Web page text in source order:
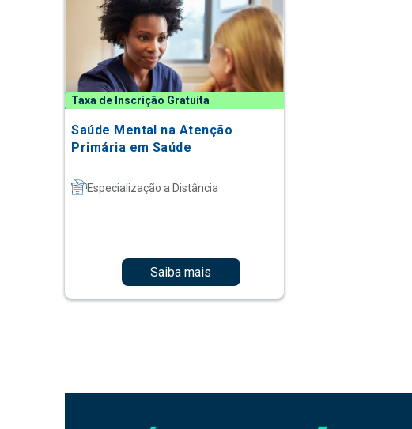
Taxa de Inscrição Gratuita
Saúde Mental na Atenção
Primária em Saúde
Especialização a Distância
Saiba mais